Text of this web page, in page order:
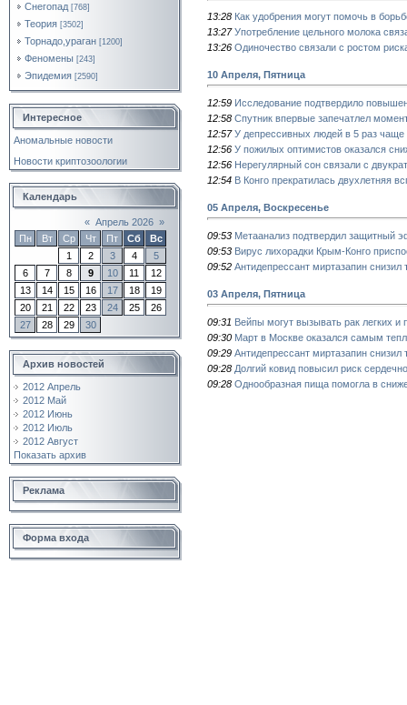
Снегопад [768]
Теория [3502]
Торнадо,ураган [1200]
Феномены [243]
Эпидемия [2590]
Интересное
Аномальные новости
Новости криптозоологии
Календарь
« Апрель 2026 »
Пн
Вт Ср Чт Пт Сб
Вс
1
2 3 4
5
6
7 8 9 10 11
12
13
14 15 16 17 18
19
20
21 22 23 24 25
26
27
28 29 30
Архив новостей
2012 Апрель
2012 Май
2012 Июнь
2012 Июль
2012 Август
Показать архив
Реклама
Форма входа
13:28 Как удобрения могут помочь в
13:27 Употребление цельного молока
13:26 Одиночество связали с ростом
10 Апреля, Пятница
12:59 Исследование подтвердило
12:58 Спутник впервые запечатлел
12:57 У депрессивных людей в 5 раз чаще
12:56 У пожилых оптимистов оказался
12:56 Нерегулярный сон связали с
12:54 В Конго прекратилась двухлетняя
05 Апреля, Воскресенье
09:53 Метаанализ подтвердил защитный
09:53 Вирус лихорадки Крым-Конго
09:52 Антидепрессант миртазапин
03 Апреля, Пятница
09:31 Вейпы могут вызывать рак легких и
09:30 Март в Москве оказался самым
09:29 Антидепрессант миртазапин
09:28 Долгий ковид повысил риск
09:28 Однообразная пища помогла в